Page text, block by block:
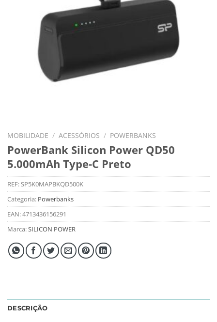
MOBILIDADE / ACESSÓRIOS / POWERBANKS
PowerBank Silicon Power QD50
5.000mAh Type-C Preto
REF:SP5K0MAPBKQD500K
Categoria: Powerbanks
EAN:4713436156291
Marca:SILICON POWER
DESCRIÇÃO